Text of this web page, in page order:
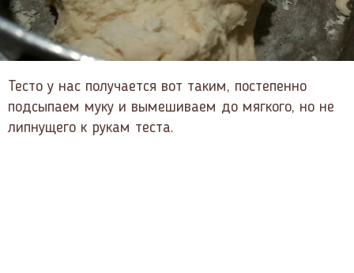
Тесто у нас получается вот таким, постепенно
подсыпаем муку и вымешиваем до мягкого, но не
липнущего к рукам теста.